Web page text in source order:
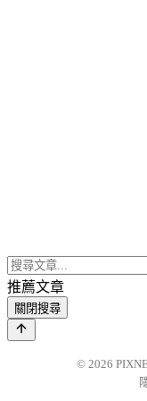
推薦文章
關閉搜尋
© 2026